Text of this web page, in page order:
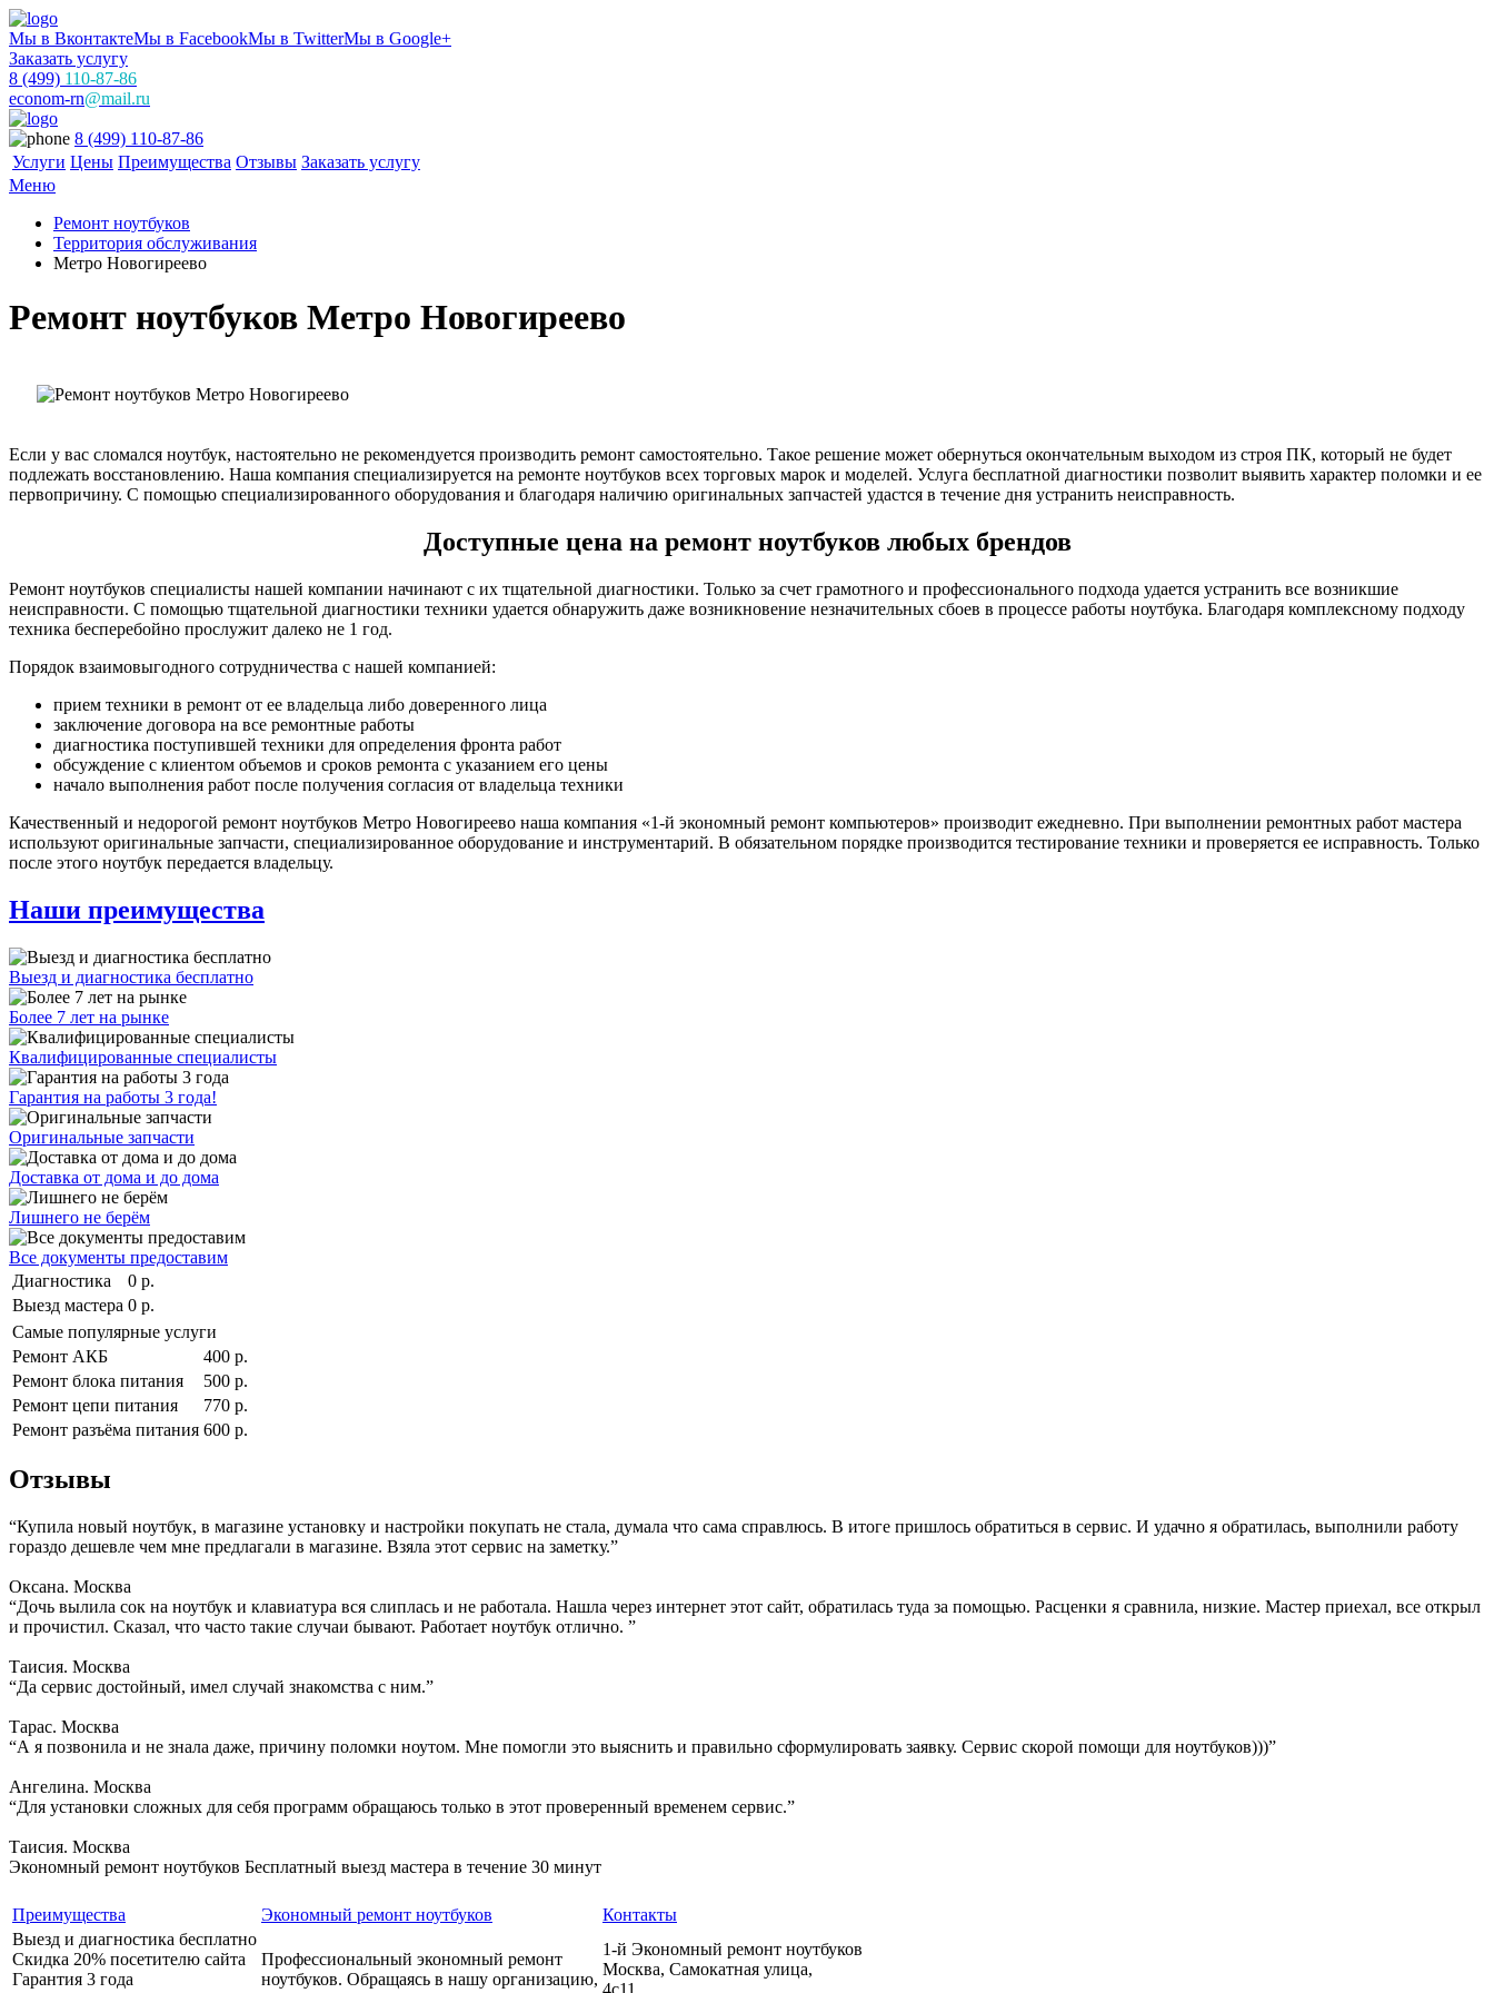
Мы в ВконтактеМы в FacebookМы в TwitterМы в Google+
Заказать услугу
8 (499) 110-87-86
econom-rn@mail.ru
8 (499) 110-87-86
Услуги Цены Преимущества Отзывы Заказать услугу
Меню
Ремонт ноутбуков
Территория обслуживания
Метро Новогиреево
Ремонт ноутбуков Метро Новогиреево
Если у вас сломался ноутбук, настоятельно не рекомендуется производить ремонт самостоятельно. Такое решение может обернуться окончательным выходом из строя ПК, который не будет
подлежать восстановлению. Наша компания специализируется на ремонте ноутбуков всех торговых марок и моделей. Услуга бесплатной диагностики позволит выявить характер поломки и ее
первопричину. С помощью специализированного оборудования и благодаря наличию оригинальных запчастей удастся в течение дня устранить неисправность.
Доступные цена на ремонт ноутбуков любых брендов
Ремонт ноутбуков специалисты нашей компании начинают с их тщательной диагностики. Только за счет грамотного и профессионального подхода удается устранить все возникшие
неисправности. С помощью тщательной диагностики техники удается обнаружить даже возникновение незначительных сбоев в процессе работы ноутбука. Благодаря комплексному подходу
техника бесперебойно прослужит далеко не 1 год.
Порядок взаимовыгодного сотрудничества с нашей компанией:
прием техники в ремонт от ее владельца либо доверенного лица
заключение договора на все ремонтные работы
диагностика поступившей техники для определения фронта работ
обсуждение с клиентом объемов и сроков ремонта с указанием его цены
начало выполнения работ после получения согласия от владельца техники
Качественный и недорогой ремонт ноутбуков Метро Новогиреево наша компания «1-й экономный ремонт компьютеров» производит ежедневно. При выполнении ремонтных работ мастера
используют оригинальные запчасти, специализированное оборудование и инструментарий. В обязательном порядке производится тестирование техники и проверяется ее исправность. Только
после этого ноутбук передается владельцу.
Наши преимущества
Выезд и диагностика бесплатно
Более 7 лет на рынке
Квалифицированные специалисты
Гарантия на работы 3 года!
Оригинальные запчасти
Доставка от дома и до дома
Лишнего не берём
Все документы предоставим
Диагностика
0 р.
Выезд мастера 0 р.
Самые популярные услуги
Ремонт АКБ
400 р.
Ремонт блока питания
500 р.
Ремонт цепи питания
770 р.
Ремонт разъёма питания 600 р.
Отзывы
“Купила новый ноутбук, в магазине установку и настройки покупать не стала, думала что сама справлюсь. В итоге пришлось обратиться в сервис. И удачно я обратилась, выполнили работу
гораздо дешевле чем мне предлагали в магазине. Взяла этот сервис на заметку.”
Оксана. Москва
“Дочь вылила сок на ноутбук и клавиатура вся слиплась и не работала. Нашла через интернет этот сайт, обратилась туда за помощью. Расценки я сравнила, низкие. Мастер приехал, все открыл
и прочистил. Сказал, что часто такие случаи бывают. Работает ноутбук отлично. ”
Таисия. Москва
“Да сервис достойный, имел случай знакомства с ним.”
Тарас. Москва
“А я позвонила и не знала даже, причину поломки ноутом. Мне помогли это выяснить и правильно сформулировать заявку. Сервис скорой помощи для ноутбуков)))”
Ангелина. Москва
“Для установки сложных для себя программ обращаюсь только в этот проверенный временем сервис.”
Таисия. Москва
Экономный ремонт ноутбуков Бесплатный выезд мастера в течение 30 минут
Преимущества Экономный ремонт ноутбуков
Контакты
Выезд и диагностика бесплатно
Скидка 20% посетителю сайта
Гарантия 3 года
Профессиональный экономный ремонт
ноутбуков. Обращаясь в нашу организацию,
1-й Экономный ремонт ноутбуков
Москва, Самокатная улица,